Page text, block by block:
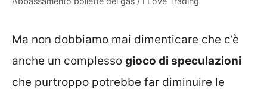
Ma non dobbiamo mai dimenticare che c’è
anche un complesso gioco di speculazioni
che purtroppo potrebbe far diminuire le